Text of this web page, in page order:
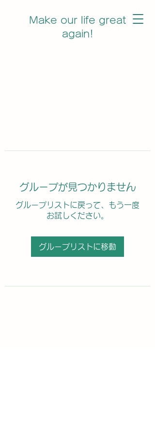
Make our life great
again!
グループが見つかりません
グループリストに戻って、もう一度
お試しください。
グループリストに移動